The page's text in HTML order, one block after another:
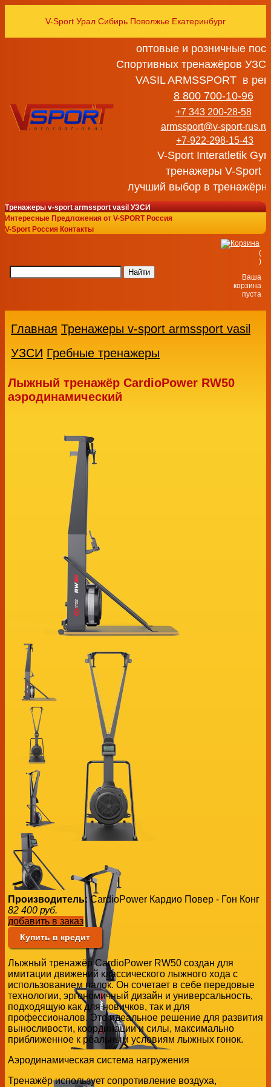
V-Sport Урал Сибирь Поволжье Екатеринбург
оптовые и розничные
Спортивных тренажёров
VASIL ARMSSPORT в
8 800 700-10-96
+7 343 200-28-58
armssport@v-sport-rus.ru
+7-922-298-15-43
V-Sport Interatletik
тренажеры V-Sport
лучший выбор в
Тренажеры v-sport armssport vasil УЗСИ
Интересные Предложения от V-SPORT Россия
V-Sport Россия Контакты
(
)
Ваша
корзина
пуста
Главная Тренажеры v-sport armssport vasil
УЗСИ Гребные тренажеры
Лыжный тренажёр CardioPower RW50
аэродинамический
Производитель:CardioPower Кардио Повер - Гон Конг
82 400 руб.
добавить в заказ
Купить в кредит
Лыжный тренажёр CardioPower RW50 создан для
имитации движений классического лыжного хода с
использованием палок. Он сочетает в себе передовые
технологии, эргономичный дизайн и универсальность,
подходящую как для новичков, так и для
профессионалов. Это идеальное решение для развития
выносливости, координации и силы, максимально
приближенное к реальным условиям лыжных гонок.
Аэродинамическая система нагружения
Тренажёр использует сопротивление воздуха,